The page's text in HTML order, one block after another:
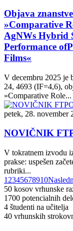
Objava
»Comparative
AgNWs Hybrid
Performance
Films«
V decembru 2025 je
24, 4693 (IF=4,6),
»Comparative Role...
petek, 28. november
NOVIČNIK
V tokratnem izvodu
prakse: uspešen
rubriki...
1 2345678910
50 kosov vrhunske
1700 potencialnih
4 študenti na učitelja
40 vrhunskih